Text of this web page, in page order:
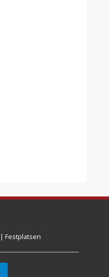
|Festplatsen